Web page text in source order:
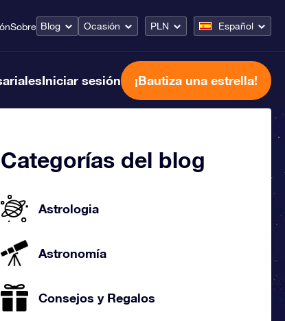
Sobre Blog Ocasión PLN Español
Iniciar sesión ¡Bautiza una estrella!
Categorías del blog
Astrologia
Astronomía
Consejos y Regalos